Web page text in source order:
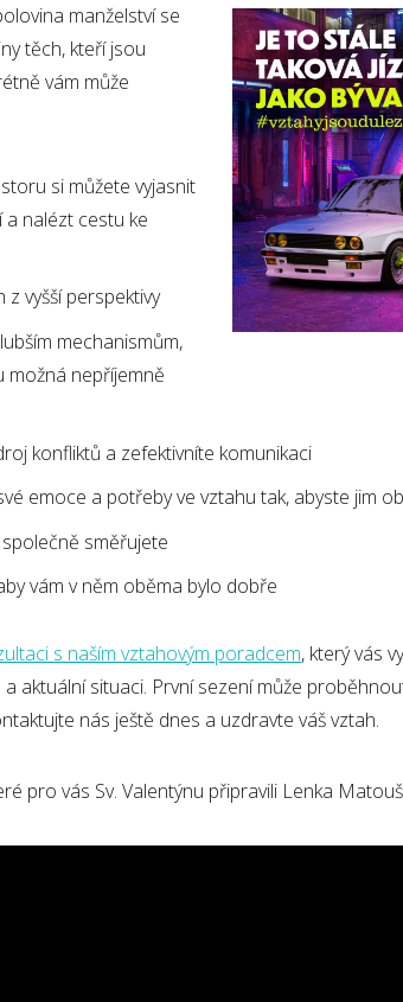
manželství se
těch, kteří jsou
vám může
si můžete vyjasnit
nalézt cestu ke
z vyšší perspektivy
mechanismům,
možná nepříjemně
konfliktů a zefektivníte komunikaci
emoce a potřeby ve vztahu tak, abyste jim
směřujete
vám v něm oběma bylo dobře
s naším vztahovým poradcem, který vás
aktuální situaci. První sezení může
nás ještě dnes a uzdravte váš vztah.
pro vás Sv. Valentýnu připravili Lenka